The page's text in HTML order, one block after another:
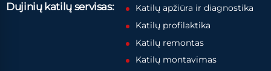
Dujinių katilų servisas:
Katilų apžiūra ir diagnostika
Katilų profilaktika
Katilų remontas
Katilų montavimas